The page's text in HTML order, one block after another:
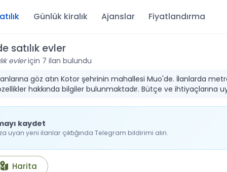
Günlük kiralık Ajanslar Fiyatlandırma
satılık evler
evleriçin 7 ilan bulundu
göz atın Kotor şehrinin mahallesi Muo'de. İlanlarda
hakkında bilgiler bulunmaktadır. Bütçe ve ihtiyaçlarına
kaydet
uyan yeni ilanlar çıktığında Telegram bildirimi alın.
Harita